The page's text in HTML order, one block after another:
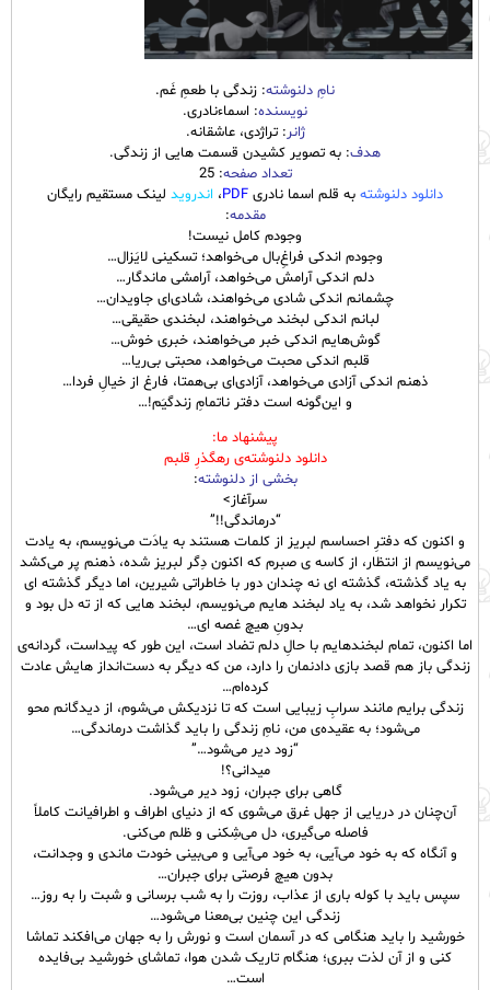
نامِ دلنوشته: زندگی با طعمِ غَم.
نویسنده: اسماءنادری.
ژانر: تراژدی، عاشقانه.
هدف: به تصویر کشیدن قسمت هایی از زندگی.
تعداد صفحه: 25
دانلود دلنوشته به قلم اسما نادری PDF، اندروید لینک مستقیم رایگان
مقدمه:
وجودم کامل نیست!
وجودم اندکی فراغِ‌بال می‌خواهد؛ تسکینی لایَزال…
دلم اندکی آرامش می‌خواهد، آرامشی ماندگار…
چشمانم اندکی شادی می‌خواهند، شادی‌ای جاویدان…
لبانم اندکی لبخند می‌خواهند، لبخندی حقیقی…
گوش‌هایم اندکی خبر می‌خواهند، خبری خوش…
قلبم اندکی محبت می‌خواهد، محبتی بی‌ریا…
ذهنم اندکی آزادی می‌خواهد، آزادی‌ای بی‌همتا، فارغ از خیالِ فردا…
و این‌گونه است دفتر ناتمامِ زندگیَم!…
پیشنهاد ما:
دانلود دلنوشته‌ی رهگذرِ قلبم
بخشی از دلنوشته:
سرآغاز>
“درماندگی!!”
و اکنون که دفترِ احساسم لبریز از کلمات هستند به یادَت می‌نویسم، به یادت
می‌نویسم از انتظار‌، از کاسه ی صبرم که اکنون دِگر لبریز شده، ذهنم پر می‌کشد
به یاد گذشته، گذشته ای نه چندان دور با خاطراتی شیرین، اما دیگر گذشته ای
تکرار نخواهد شد، به یاد لبخند هایم می‌نویسم، لبخند هایی که از ته دل بود و
بدونِ هیچ غصه ای…
اما اکنون، تمام لبخند‌هایم با حالِ دلم تضاد است، این طور که پیداست، گردانه‌ی
زندگی باز هم قصد بازی دادنمان را دارد، من که دیگر به دست‌انداز هایش عادت
کرده‌ام…
زندگی برایم مانند سرابِ زیبایی است که تا نزدیکش می‌شوم، از دیدگانم محو
می‌شود؛ به عقیده‌ی من، نامِ زندگی را باید گذاشت درماندگی…
“زود دیر می‌شود…”
میدانی؟!
گاهی برای جبران، زود دیر می‌شود.
آن‌چنان در دریایی از جهل غرق می‌شوی که از دنیای اطراف و اطرافیانت کاملاً
فاصله می‌گیری، دل می‌شِکنی و ظلم می‌کنی.
و آنگاه که به خود می‌آیی، به خود می‌آیی و می‌بینی خودت ماندی و وجدانت،
بدون هیچ فرصتی برای جبران…
سپس باید با کوله باری از عذاب، روزت را به شب برسانی و شبت را به روز…
زندگی این چنین بی‌معنا می‌شود…
خورشید را باید هنگامی که در آسمان است و نورش را به جهان می‌افکند تماشا
کنی و از آن لذت ببری؛ هنگام تاریک شدن هوا، تماشای خورشید بی‌فایده
است…